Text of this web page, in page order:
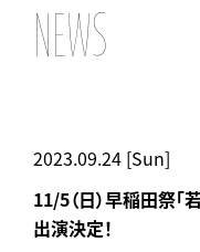
NEWS
2023.09.24 [Sun]
11/5（日）早稲田祭
出演決定！